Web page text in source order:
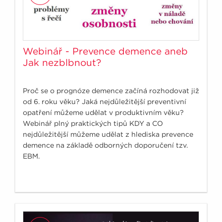
Webinář - Prevence demence aneb
Jak nezblbnout?
Proč se o prognóze demence začíná rozhodovat již
od 6. roku věku? Jaká nejdůležitější preventivní
opatření můžeme udělat v produktivním věku?
Webinář plný praktických tipů KDY a CO
nejdůležitější můžeme udělat z hlediska prevence
demence na základě odborných doporučení tzv.
EBM.